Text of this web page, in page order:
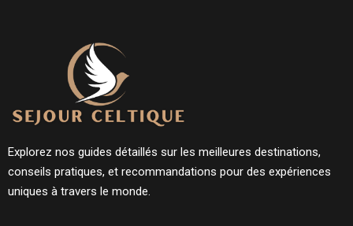
Explorez nos guides détaillés sur les meilleures destinations,
conseils pratiques, et recommandations pour des expériences
uniques à travers le monde.